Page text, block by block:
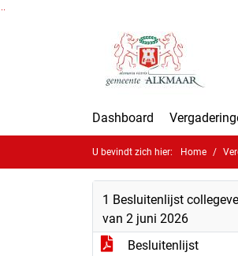
Dashboard
U bevindt zich hier: Home
1 Besluitenlijst
van 2 juni 2026
Besluitenlijst